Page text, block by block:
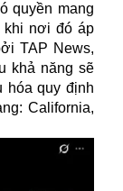
quyền mang
khi nơi đó áp
TAP News,
khả năng sẽ
hóa quy định
California,